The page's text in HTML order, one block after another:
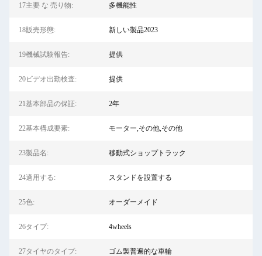
17主要 な 売り物: 多機能性
18販売形態: 新しい製品2023
19機械試験報告: 提供
20ビデオ出勤検査: 提供
21基本部品の保証: 2年
22基本構成要素: モーター,その他,その他
23製品名: 移動式ショップトラック
24適用する: スタンドを設置する
25色: オーダーメイド
26タイプ: 4wheels
27タイヤのタイプ: ゴム製普遍的な車輪